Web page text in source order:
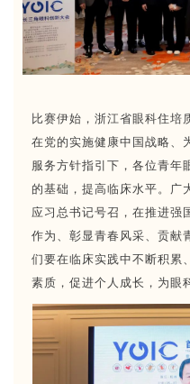
比赛伊始，浙江省眼科住培
在党的实施健康中国战略、
服务方针指引下，各位青年
的基础，提高临床水平。广
应习总书记号召，在推进强
作为、彰显青春风采、贡献
们要在临床实践中不断积累
素质，促进个人成长，为眼